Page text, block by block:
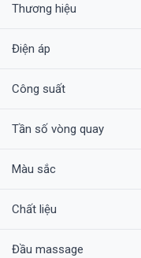
Thương hiệu
Điện áp
Công suất
Tần số vòng quay
Màu sắc
Chất liệu
Đầu massage